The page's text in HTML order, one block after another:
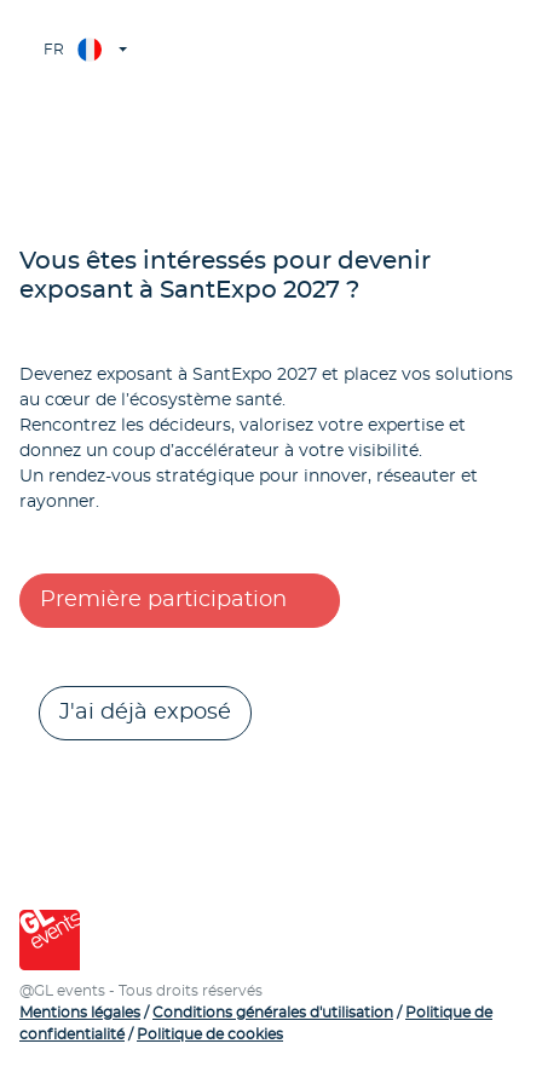
FR
Vous êtes intéressés pour devenir
exposant à SantExpo 2027 ?
Devenez exposant à SantExpo 2027 et placez vos solutions
au cœur de l’écosystème santé.
Rencontrez les décideurs, valorisez votre expertise et
donnez un coup d’accélérateur à votre visibilité.
Un rendez-vous stratégique pour innover, réseauter et
rayonner.
Première participation
J'ai déjà exposé
@GL events - Tous droits réservés
Mentions légales /Conditions générales d'utilisation / Politique de
confidentialité/ Politique de cookies